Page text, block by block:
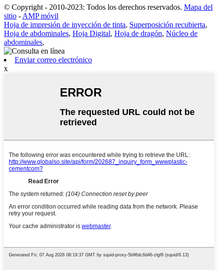
© Copyright - 2010-2023: Todos los derechos reservados. Mapa del
sitio - AMP móvil
Hoja de impresión de inyección de tinta, Superposición recubierta,
Hoja de abdominales, Hoja Digital, Hoja de dragón, Núcleo de
abdominales,
Enviar correo electrónico
x